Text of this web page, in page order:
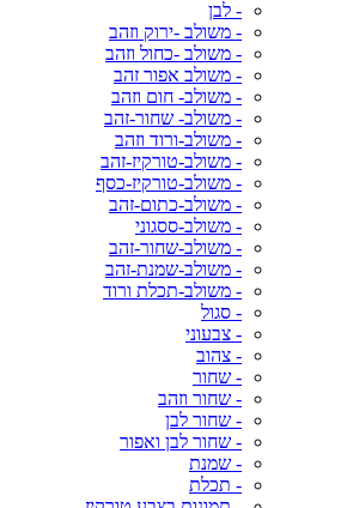
- לבן
- משולב -ירוק וזהב
- משולב -כחול וזהב
- משולב אפור זהב
- משולב- חום וזהב
- משולב- שחור-זהב
- משולב-ורוד וזהב
- משולב-טורקיז-זהב
- משולב-טורקיז-כסף
- משולב-כתום-זהב
- משולב-ססגוני
- משולב-שחור-זהב
- משולב-שמנת-זהב
- משולב-תכלת ורוד
- סגול
- צבעוני
- צהוב
- שחור
- שחור וזהב
- שחור לבן
- שחור לבן ואפור
- שמנת
- תכלת